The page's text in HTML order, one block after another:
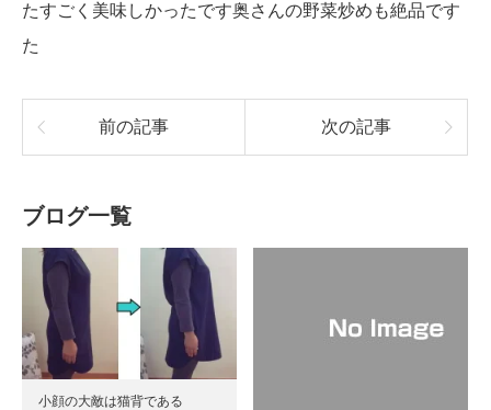
たすごく美味しかったです奥さんの野菜炒めも絶品です
た
前の記事 次の記事
ブログ一覧
小顔の大敵は猫背である